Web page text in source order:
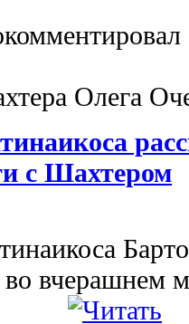
Олега
с Шахтером
вчерашнем